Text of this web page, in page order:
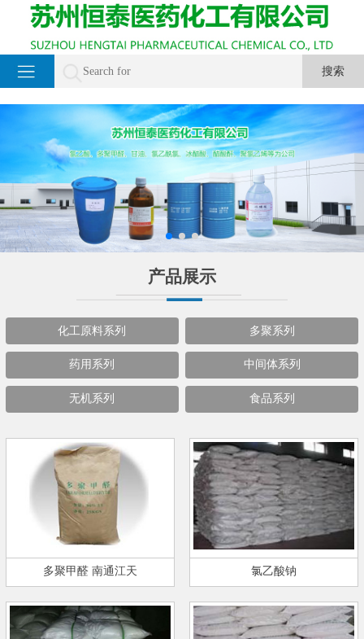
产品展示
化工原料系列 多聚系列
药用系列 中间体系列
无机系列 食品系列
多聚甲醛 南通江天 氯乙酸钠